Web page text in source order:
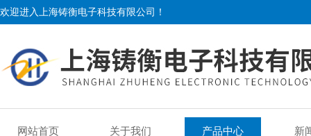
欢迎进入上海铸衡电子科技有限公司！
网站首页 关于我们 产品中心 新